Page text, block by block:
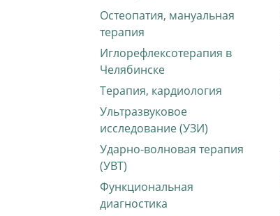
Остеопатия, мануальная
терапия
Иглорефлексотерапия в
Челябинске
Терапия, кардиология
Ультразвуковое
исследование (УЗИ)
Ударно-волновая терапия
(УВТ)
Функциональная
диагностика